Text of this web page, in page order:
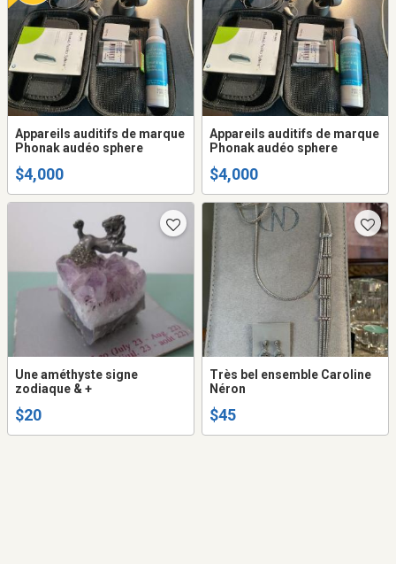
Appareils auditifs de marque
Phonak audéo sphere
$4,000
Appareils auditifs de marque
Phonak audéo sphere
$4,000
Une améthyste signe
zodiaque & +
$20
Très bel ensemble Caroline
Néron
$45